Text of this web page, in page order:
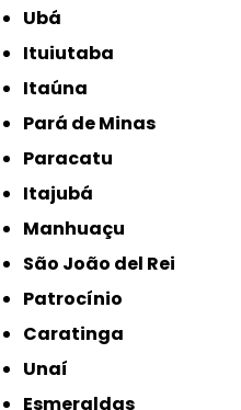
Ubá
Ituiutaba
Itaúna
Pará de Minas
Paracatu
Itajubá
Manhuaçu
São João del Rei
Patrocínio
Caratinga
Unaí
Esmeraldas